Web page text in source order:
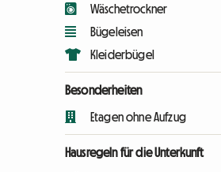
Wäschetrockner
Bügeleisen
Kleiderbügel
Besonderheiten
Etagen ohne Aufzug
Hausregeln für die Unterkunft